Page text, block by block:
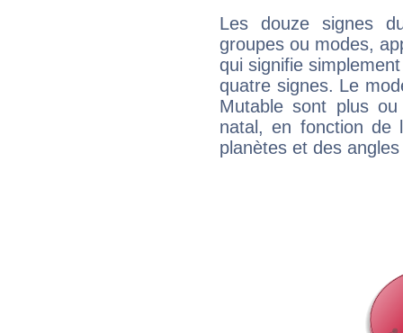
Les douze signes
groupes ou modes,
qui signifie
quatre signes. Le
Mutable sont plus
natal, en fonction de
planètes et des